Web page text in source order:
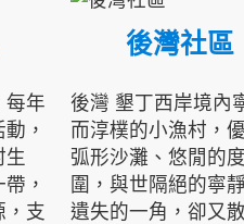
每年
，
生
，
，支
後灣社區
後灣 墾丁西岸境內
而淳樸的小漁村，
弧形沙灘、悠閒的
圍，與世隔絕的寧
遺失的一角，卻又